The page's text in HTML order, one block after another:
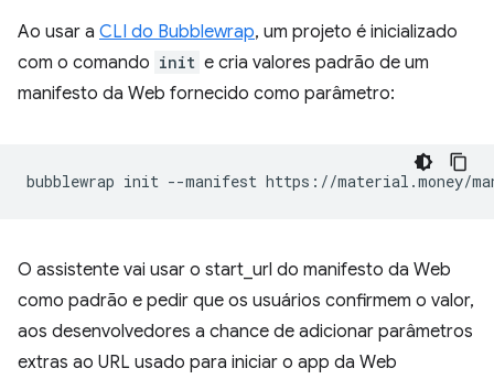
Ao usar a CLI do Bubblewrap, um projeto é inicializado
com o comando init e cria valores padrão de um
manifesto da Web fornecido como parâmetro:
bubblewrap init --manifest
O assistente vai usar o start_url do manifesto da Web
como padrão e pedir que os usuários confirmem o valor,
aos desenvolvedores a chance de adicionar parâmetros
extras ao URL usado para iniciar o app da Web